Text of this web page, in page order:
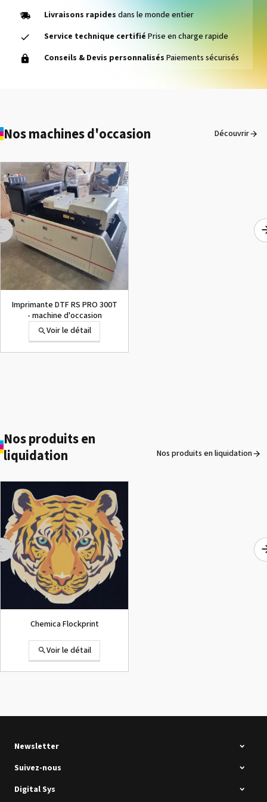
Cleaning Cartridge for
Color Prime - Bouteille
d'encre couleur (CMJN)
pour imprimante DTF
Prestige (1000 ml)
Voir le détail
20 et TY-300, cartouches
de 220cc et 500cc
Voir le détail
Livraisons rapides dans le monde entier
Service technique certifié Prise en charge rapide
Conseils & Devis personnalisés Paiements sécurisés
Nos machines d'occasion Découvrir
Imprimante DTF RS PRO 300T
- machine d'occasion
Voir le détail
ROLAND DG VersaArt RE-640 /
OCCASION
Voir le détail
Nos produits en
liquidation
Nos produits en liquidation
Chemica Flockprint
Voir le détail
Newsletter
Suivez-nous
Digital Sys